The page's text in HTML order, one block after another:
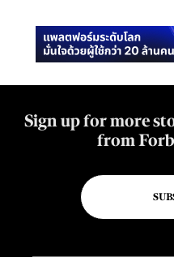
Sign up for more
from